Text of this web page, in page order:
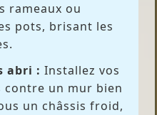
rameaux ou
pots, brisant les
abri : Installez vos
un mur bien
un châssis froid,